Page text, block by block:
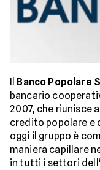
Il Banco Popolare
bancario
2007, che riunisce
credito popolare e
oggi il gruppo è
maniera capillare
in tutti i settori